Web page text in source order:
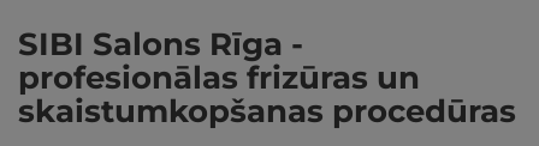
SIBI Salons Rīga -
profesionālas frizūras un
skaistumkopšanas procedūras